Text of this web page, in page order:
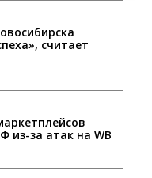
считает
из-за атак на WB